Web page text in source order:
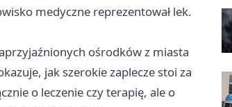
medyczne reprezentował lek.
ośrodków z miasta
jak szerokie zaplecze stoi za
o leczenie czy terapię, ale o